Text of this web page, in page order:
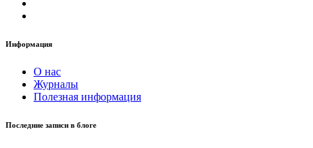
Информация
О нас
Журналы
Полезная информация
Последние записи в блоге